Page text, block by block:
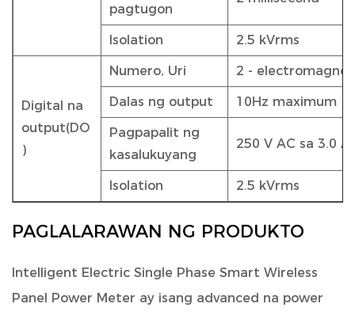
pagtugon
Isolation 2.5 kVrms
Digital na
output(DO
)
Numero, Uri 2 -
Dalas ng output 10Hz maximum
Pagpapalit ng
kasalukuyang
250 V AC sa 3.0
Isolation 2.5 kVrms
PAGLALARAWAN NG PRODUKTO
Intelligent Electric Single Phase Smart Wireless
Panel Power Meter ay isang advanced na power